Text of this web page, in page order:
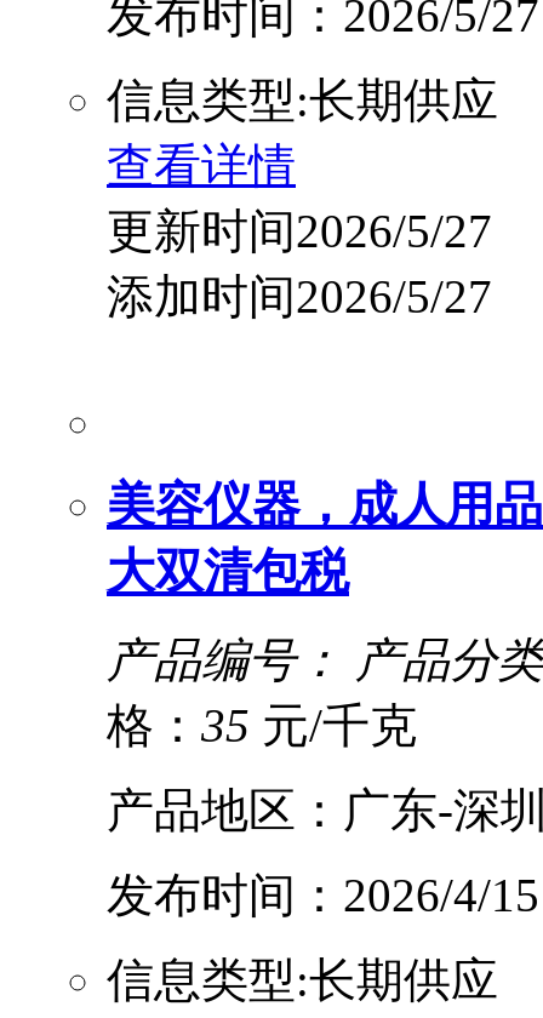
发布时间：2026/5/27
信息类型:长期供应
查看详情
更新时间2026/5/27
添加时间2026/5/27
美容仪器，成人用
大双清包税
产品编号：
产品分
格： 35 元/千克
产品地区：广东-深
发布时间：2026/4/15
信息类型:长期供应